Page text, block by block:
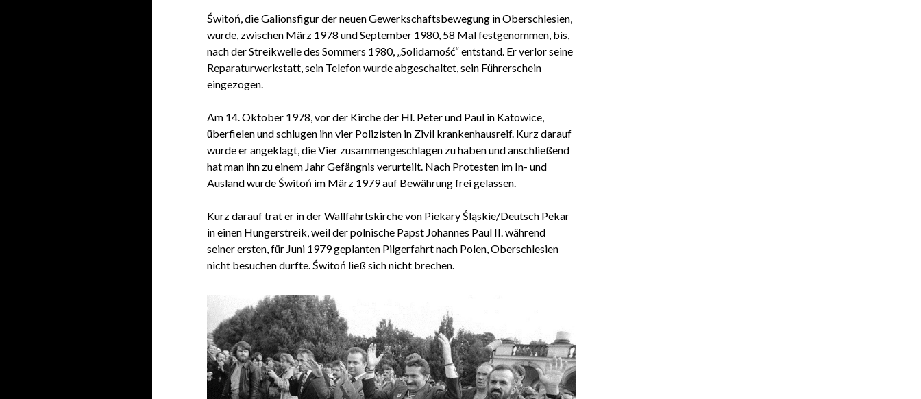
Świtoń, die Galionsfigur der neuen Gewerkschaftsbewegung in Oberschlesien,
wurde, zwischen März 1978 und September 1980, 58 Mal festgenommen, bis,
nach der Streikwelle des Sommers 1980, „Solidarność“ entstand. Er verlor seine
Reparaturwerkstatt, sein Telefon wurde abgeschaltet, sein Führerschein
eingezogen.
Am 14. Oktober 1978, vor der Kirche der Hl. Peter und Paul in Katowice,
überfielen und schlugen ihn vier Polizisten in Zivil krankenhausreif. Kurz darauf
wurde er angeklagt, die Vier zusammengeschlagen zu haben und anschließend
hat man ihn zu einem Jahr Gefängnis verurteilt. Nach Protesten im In- und
Ausland wurde Świtoń im März 1979 auf Bewährung frei gelassen.
Kurz darauf trat er in der Wallfahrtskirche von Piekary Śląskie/Deutsch Pekar
in einen Hungerstreik, weil der polnische Papst Johannes Paul II. während
seiner ersten, für Juni 1979 geplanten Pilgerfahrt nach Polen, Oberschlesien
nicht besuchen durfte. Świtoń ließ sich nicht brechen.